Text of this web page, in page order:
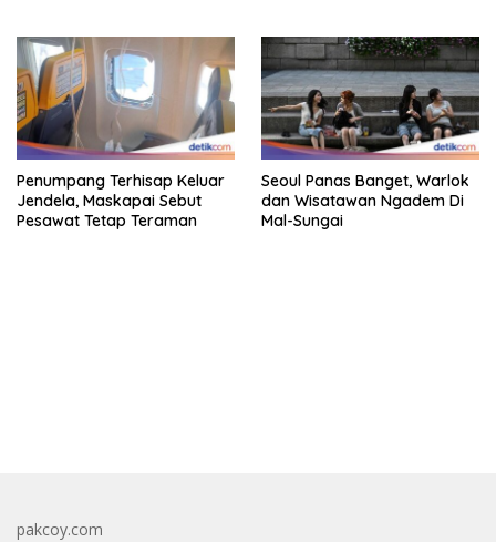
Penumpang Terhisap Keluar
Jendela, Maskapai Sebut
Pesawat Tetap Teraman
Seoul Panas Banget, Warlok
dan Wisatawan Ngadem Di
Mal-Sungai
pakcoy.com